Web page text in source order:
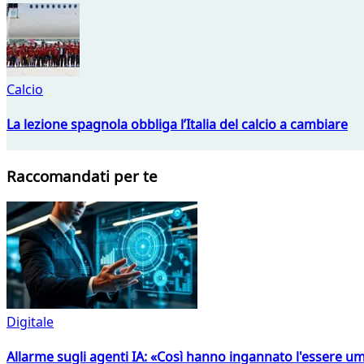
Calcio
La lezione spagnola obbliga l’Italia del calcio a cambiare
Raccomandati per te
Digitale
Allarme sugli agenti IA: «Così hanno ingannato l'essere